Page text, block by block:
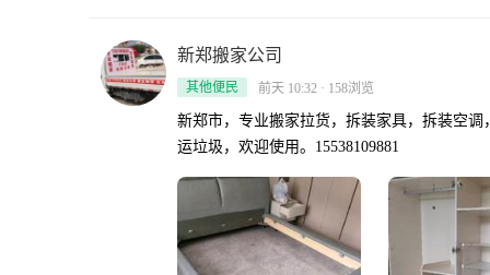
新郑搬家公司
其他便民 前天 10:32 · 158浏览
新郑市，专业搬家拉货，拆装家具，拆装空
运垃圾，欢迎使用。15538109881